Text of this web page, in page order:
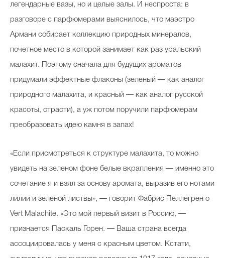
легендарные вазы, но и целые залы. И неспроста: в
разговоре с парфюмерами выяснилось, что маэстро
Армани собирает коллекцию природных минералов,
почетное место в которой занимает как раз уральский
малахит. Поэтому сначала для будущих ароматов
придумали эффектные флаконы (зеленый — как аналог
природного малахита, и красный — как аналог русской
красоты, страсти), а уж потом поручили парфюмерам
преобразовать идею камня в запах!
«Если присмотреться к структуре малахита, то можно
увидеть на зеленом фоне белые вкрапления — именно это
сочетание я и взял за основу аромата, выразив его нотами
лилии и зеленой листвы», — говорит Фабрис Пеллегрен о
Vert Malachite. «Это мой первый визит в Россию, —
признается Паскаль Горен. — Ваша страна всегда
ассоциировалась у меня с красным цветом. Кстати,